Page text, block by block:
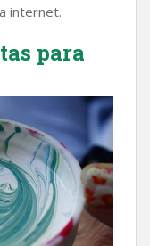
internet.
para